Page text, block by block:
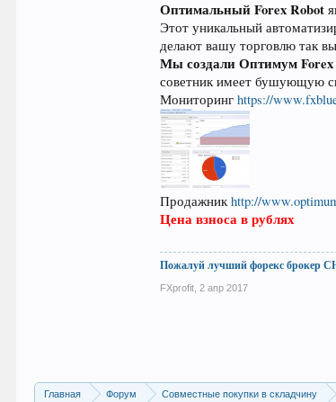
Оптимальный Forex Robot
Этот уникальный
делают вашу торговлю так
Мы создали Оптимум Forex
советник имеет бушующую
Мониторингhttps://
Продажникhttp://
Цена взноса в рублях
Пожалуй лучший форекс брокер
FXprofit 2 апр 2017
Главная Форум Совместные покупки в складчину